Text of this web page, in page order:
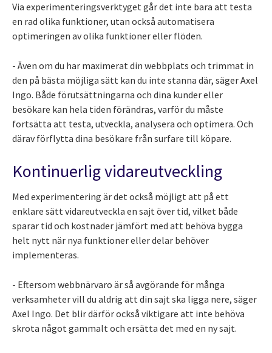
Via experimenteringsverktyget går det inte bara att testa
en rad olika funktioner, utan också automatisera
optimeringen av olika funktioner eller flöden.
- Även om du har maximerat din webbplats och trimmat in
den på bästa möjliga sätt kan du inte stanna där, säger Axel
Ingo. Både förutsättningarna och dina kunder eller
besökare kan hela tiden förändras, varför du måste
fortsätta att testa, utveckla, analysera och optimera. Och
därav förflytta dina besökare från surfare till köpare.
Kontinuerlig vidareutveckling
Med experimentering är det också möjligt att på ett
enklare sätt vidareutveckla en sajt över tid, vilket både
sparar tid och kostnader jämfört med att behöva bygga
helt nytt när nya funktioner eller delar behöver
implementeras.
- Eftersom webbnärvaro är så avgörande för många
verksamheter vill du aldrig att din sajt ska ligga nere, säger
Axel Ingo. Det blir därför också viktigare att inte behöva
skrota något gammalt och ersätta det med en ny sajt.